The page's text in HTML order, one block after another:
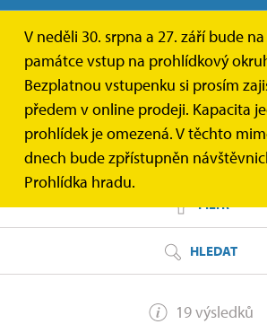
V neděli 30. srpna a 27. září bude
památce vstup na prohlídkový
Bezplatnou vstupenku si prosím
předem v online prodeji. Kapacita
prohlídek je omezená. V těchto
dnech bude zpřístupněn
Prohlídka hradu.
Házmburk Zprávy
Novinky
FILTR
HLEDAT
19 výsledků